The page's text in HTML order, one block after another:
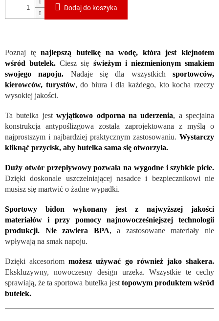
Dodaj do koszyka
Poznaj tęnajlepszą butelkę na wodę, która jest klejnotem
wśród butelek. Ciesz się świeżym i niezmienionym smakiem
swojego napoju. Nadaje się dla wszystkichsportowców,
kierowców, turystów, do biura i dla każdego, kto kocha rzeczy
wysokiej jakości.
Ta butelka jestwyjątkowo odporna na uderzenia, a specjalna
konstrukcja antypoślizgowa została zaprojektowana z myślą o
najprostszym i najbardziej praktycznym zastosowaniu. Wystarczy
kliknąć przycisk, aby butelka sama się otworzyła.
Duży otwór przepływowy pozwala na wygodne i szybkie picie.
Dzięki doskonale uszczelniającej nasadce i bezpiecznikowi nie
musisz się martwić o żadne wypadki.
Sportowy bidon wykonany jest z najwyższej jakości
materiałów i przy pomocy najnowocześniejszej technologii
produkcji. Nie zawiera BPA, a zastosowane materiały nie
wpływają na smak napoju.
Dzięki akcesoriom możesz używać go również jako shakera.
Ekskluzywny, nowoczesny design urzeka. Wszystkie te cechy
sprawiają, że ta sportowa butelka jest topowym produktem wśród
butelek.